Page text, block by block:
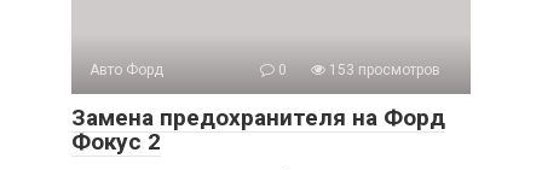
Авто Форд 0 153 просмотров
Замена предохранителя на Форд
Фокус 2